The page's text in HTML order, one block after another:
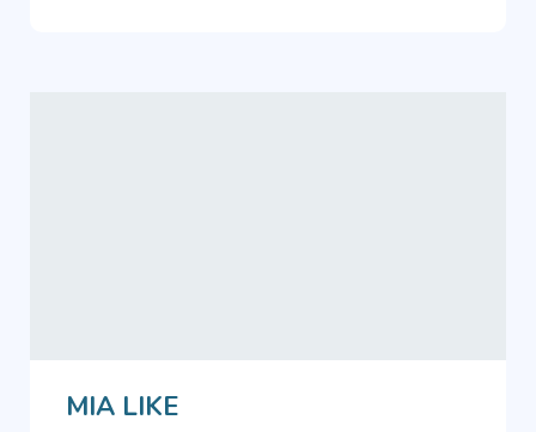
MIA LIKE